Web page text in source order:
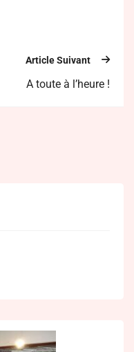
Article Suivant
A toute à l’heure !